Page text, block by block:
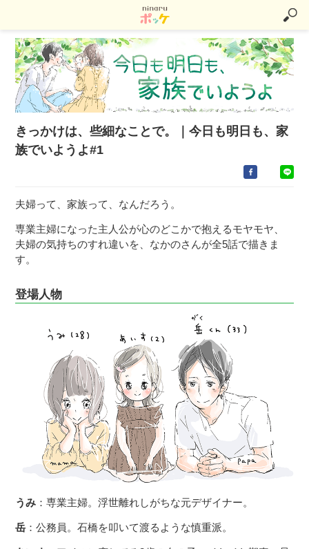
きっかけは、些細なことで。｜今日も明日も、家
族でいようよ#1
夫婦って、家族って、なんだろう。
専業主婦になった主人公が心のどこかで抱えるモヤモヤ、
夫婦の気持ちのすれ違いを、なかのさんが全5話で描きま
す。
登場人物
うみ ：専業主婦。浮世離れしがちな元デザイナー。
岳 ：公務員。石橋を叩いて渡るような慎重派。